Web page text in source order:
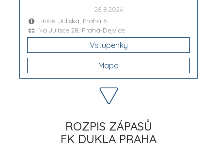
28.8.2026
Hřiště: Juliska, Praha 6
Na Julisce 28, Praha-Dejvice
Vstupenky
Mapa
ROZPIS ZÁPASŮ
FK DUKLA PRAHA